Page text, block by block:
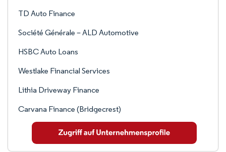
TD Auto Finance
Société Générale – ALD Automotive
HSBC Auto Loans
Westlake Financial Services
Lithia Driveway Finance
Carvana Finance (Bridgecrest)